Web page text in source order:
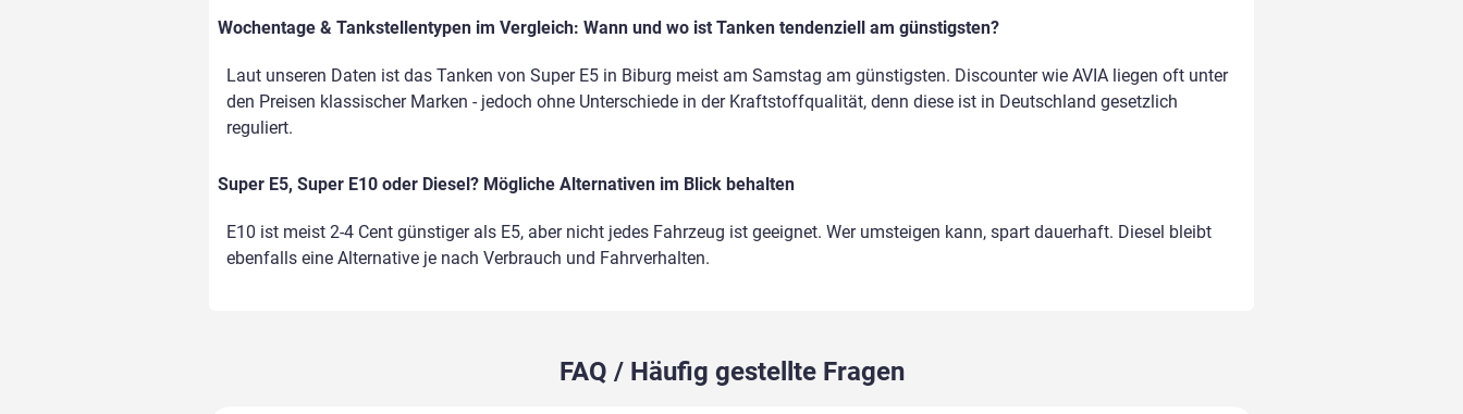
Wochentage & Tankstellentypen im Vergleich: Wann und wo ist Tanken tendenziell am günstigsten?
Laut unseren Daten ist das Tanken von Super E5 in Biburg meist am Samstag am günstigsten. Discounter wie AVIA liegen oft unter
den Preisen klassischer Marken - jedoch ohne Unterschiede in der Kraftstoffqualität, denn diese ist in Deutschland gesetzlich
reguliert.
Super E5, Super E10 oder Diesel? Mögliche Alternativen im Blick behalten
E10 ist meist 2-4 Cent günstiger als E5, aber nicht jedes Fahrzeug ist geeignet. Wer umsteigen kann, spart dauerhaft. Diesel bleibt
ebenfalls eine Alternative je nach Verbrauch und Fahrverhalten.
FAQ / Häufig gestellte Fragen